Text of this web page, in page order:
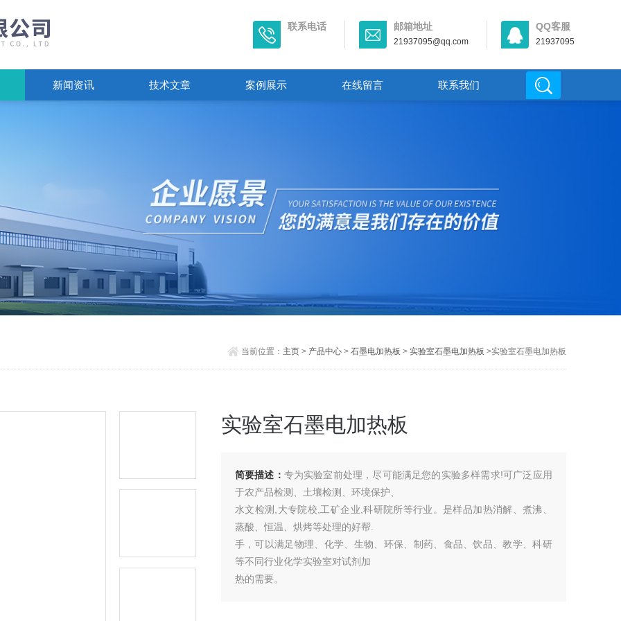
联系电话 邮箱地址
21937095@qq.com
QQ客服
21937095
新闻资讯 技术文章 案例展示 在线留言 联系我们
当前位置： 主页> 产品中心> 石墨电加热板 > 实验室石墨电加热板 >实验室石墨电加热板
实验室石墨电加热板
简要描述： 专为实验室前处理，尽可能满足您的实验多样需求!可广泛应用
于农产品检测、土壤检测、环境保护、
水文检测,大专院校,工矿企业,科研院所等行业。是样品加热消解、煮沸、
蒸酸、恒温、烘烤等处理的好帮.
手，可以满足物理、化学、生物、环保、制药、食品、饮品、教学、科研
等不同行业化学实验室对试剂加
热的需要。